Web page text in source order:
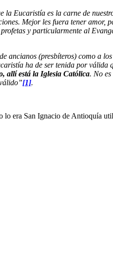
Eucaristía es la carne de
Mejor les fuera tener
y particularmente al
ancianos (presbíteros) como a
ha de ser tenida por válida
allí está la Iglesia Católica. No
[1].
era San Ignacio de Antioquía